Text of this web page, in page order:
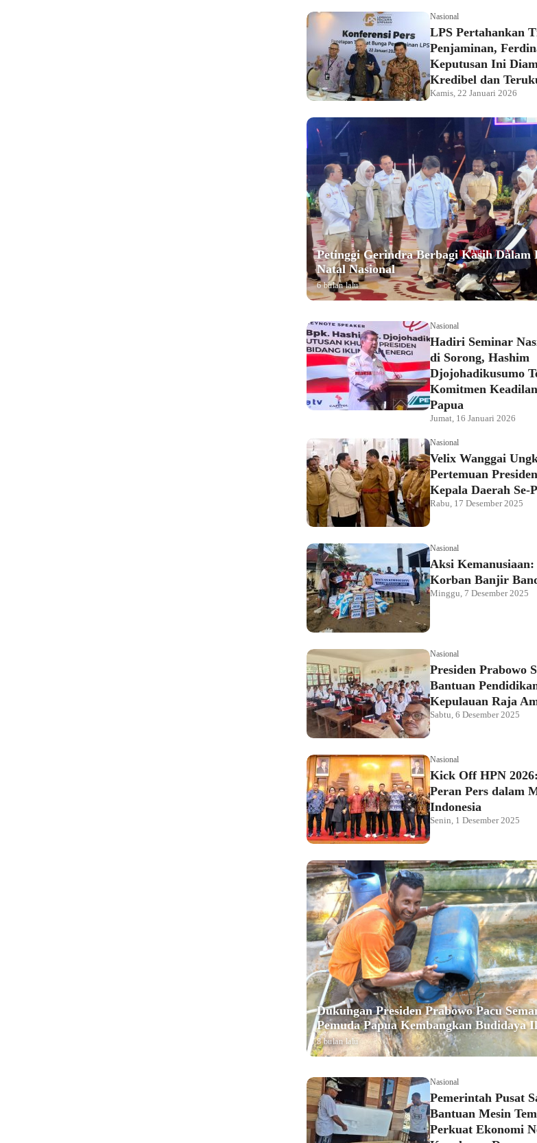
Nasional
LPS Pertahankan
Penjaminan,
Keputusan Ini
Kredibel dan
Kamis, 22 Januari 2026
Petinggi Gerindra Berbagi Kasih Dalam
Natal Nasional
6 bulan lalu
Nasional
Hadiri Seminar
di Sorong, Hashim
Djojohadikusumo
Komitmen
Papua
Jumat, 16 Januari 2026
Nasional
Velix Wanggai
Pertemuan
Kepala Daerah Se-
Rabu, 17 Desember 2025
Nasional
Aksi
Korban Banjir
Minggu, 7 Desember 2025
Nasional
Presiden Prabowo
Bantuan
Kepulauan Raja
Sabtu, 6 Desember 2025
Nasional
Kick Off HPN
Peran Pers dalam
Indonesia
Senin, 1 Desember 2025
Dukungan Presiden Prabowo Pacu
Pemuda Papua Kembangkan Budidaya
8 bulan lalu
Nasional
Pemerintah Pusat
Bantuan Mesin
Perkuat Ekonomi